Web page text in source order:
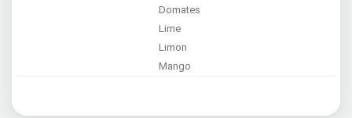
Domates
Lime
Limon
Mango